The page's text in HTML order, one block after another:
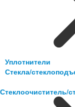
Уплотнители
Стекла/
Стеклоочиститель/